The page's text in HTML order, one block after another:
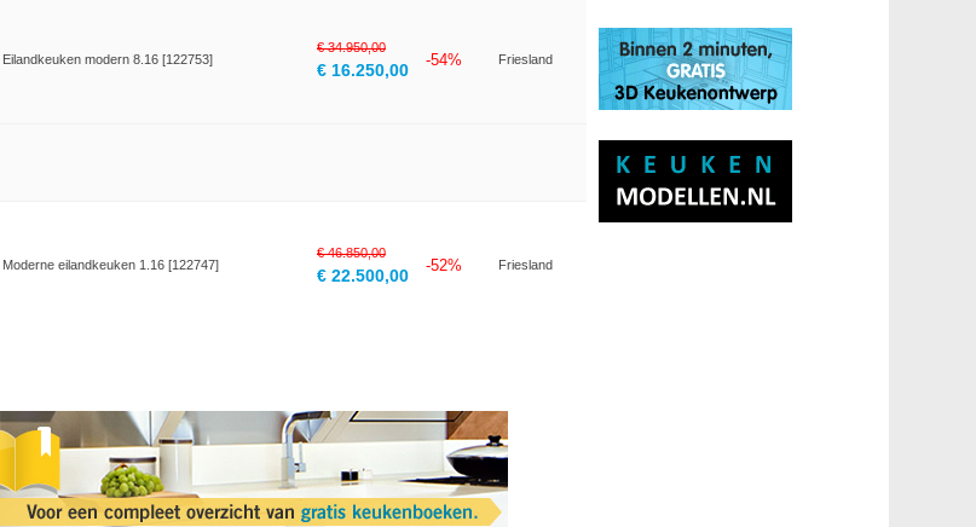
Eilandkeuken modern 8.16 [122753]
€ 34.950,00
€ 16.250,00
-54% Friesland
Moderne eilandkeuken 1.16 [122747]
€ 46.850,00
€ 22.500,00
-52% Friesland